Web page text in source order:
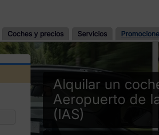
Coches y precios Servicios
Alquilar un
Aeropuerto de
(IAS)